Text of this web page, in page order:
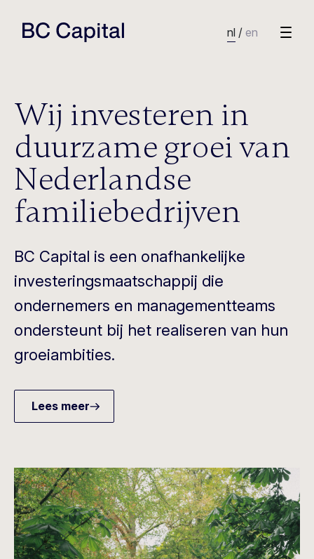
nl / en
Wij investeren in
duurzame groei van
Nederlandse
familiebedrijven
BC Capital is een onafhankelijke
investeringsmaatschappij die
ondernemers en managementteams
ondersteunt bij het realiseren van hun
groeiambities.
Lees meer